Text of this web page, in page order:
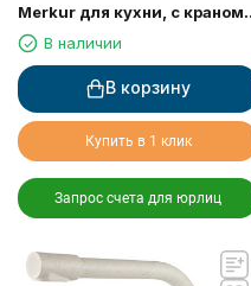
Merkur для кухни, с краном
для питьевой воды,
песочный мрамор
В наличии
В корзину
Купить в 1 клик
Запрос счета для юрлиц